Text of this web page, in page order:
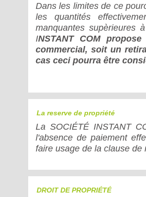
Dans les limites de ce
les quantités
manquantes supèrieures
INSTANT COM
commercial, soit un
cas ceci pourra être
La reserve de propriété
La SOCIÉTÉ INSTANT
l'absence de paiement
faire usage de la clause de
DROIT DE PROPRIÉTÉ